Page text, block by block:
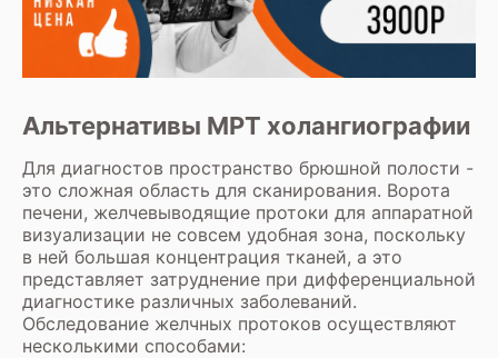
Альтернативы МРТ холангиографии
Для диагностов пространство брюшной полости -
это сложная область для сканирования. Ворота
печени, желчевыводящие протоки для аппаратной
визуализации не совсем удобная зона, поскольку
в ней большая концентрация тканей, а это
представляет затруднение при дифференциальной
диагностике различных заболеваний.
Обследование желчных протоков осуществляют
несколькими способами: